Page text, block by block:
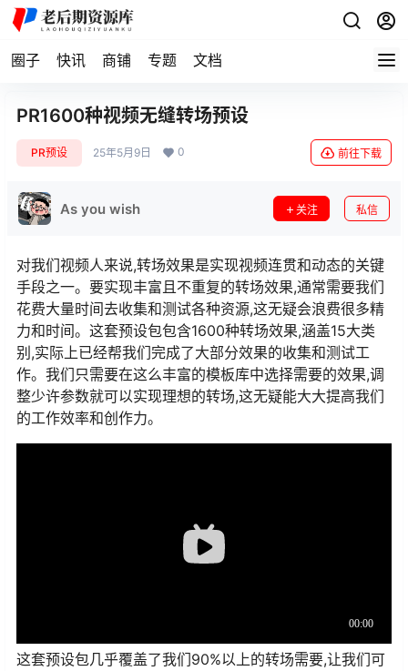
圈子 快讯 商铺 专题 文档
PR1600种视频无缝转场预设
PR预设 25年5月9日 0 前往下载
As you wish 关注 私信
对我们视频人来说,转场效果是实现视频连贯和动态的关键
手段之一。要实现丰富且不重复的转场效果,通常需要我们
花费大量时间去收集和测试各种资源,这无疑会浪费很多精
力和时间。这套预设包包含1600种转场效果,涵盖15大类
别,实际上已经帮我们完成了大部分效果的收集和测试工
作。我们只需要在这么丰富的模板库中选择需要的效果,调
整少许参数就可以实现理想的转场,这无疑能大大提高我们
的工作效率和创作力。
这套预设包几乎覆盖了我们90%以上的转场需要,让我们可